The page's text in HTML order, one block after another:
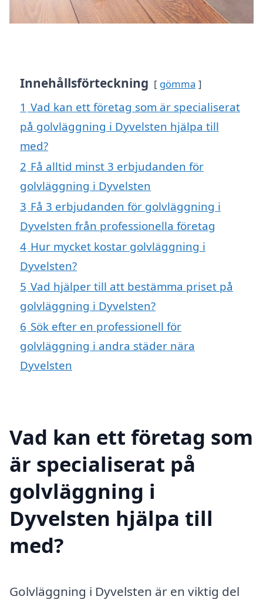
Innehållsförteckning gömma
1 Vad kan ett företag som är specialiserat
på golvläggning i Dyvelsten hjälpa till
med?
2 Få alltid minst 3 erbjudanden för
golvläggning i Dyvelsten
3 Få 3 erbjudanden för golvläggning i
Dyvelsten från professionella företag
4 Hur mycket kostar golvläggning i
Dyvelsten?
5 Vad hjälper till att bestämma priset på
golvläggning i Dyvelsten?
6 Sök efter en professionell för
golvläggning i andra städer nära
Dyvelsten
Vad kan ett företag som
är specialiserat på
golvläggning i
Dyvelsten hjälpa till
med?
Golvläggning i Dyvelsten är en viktig del